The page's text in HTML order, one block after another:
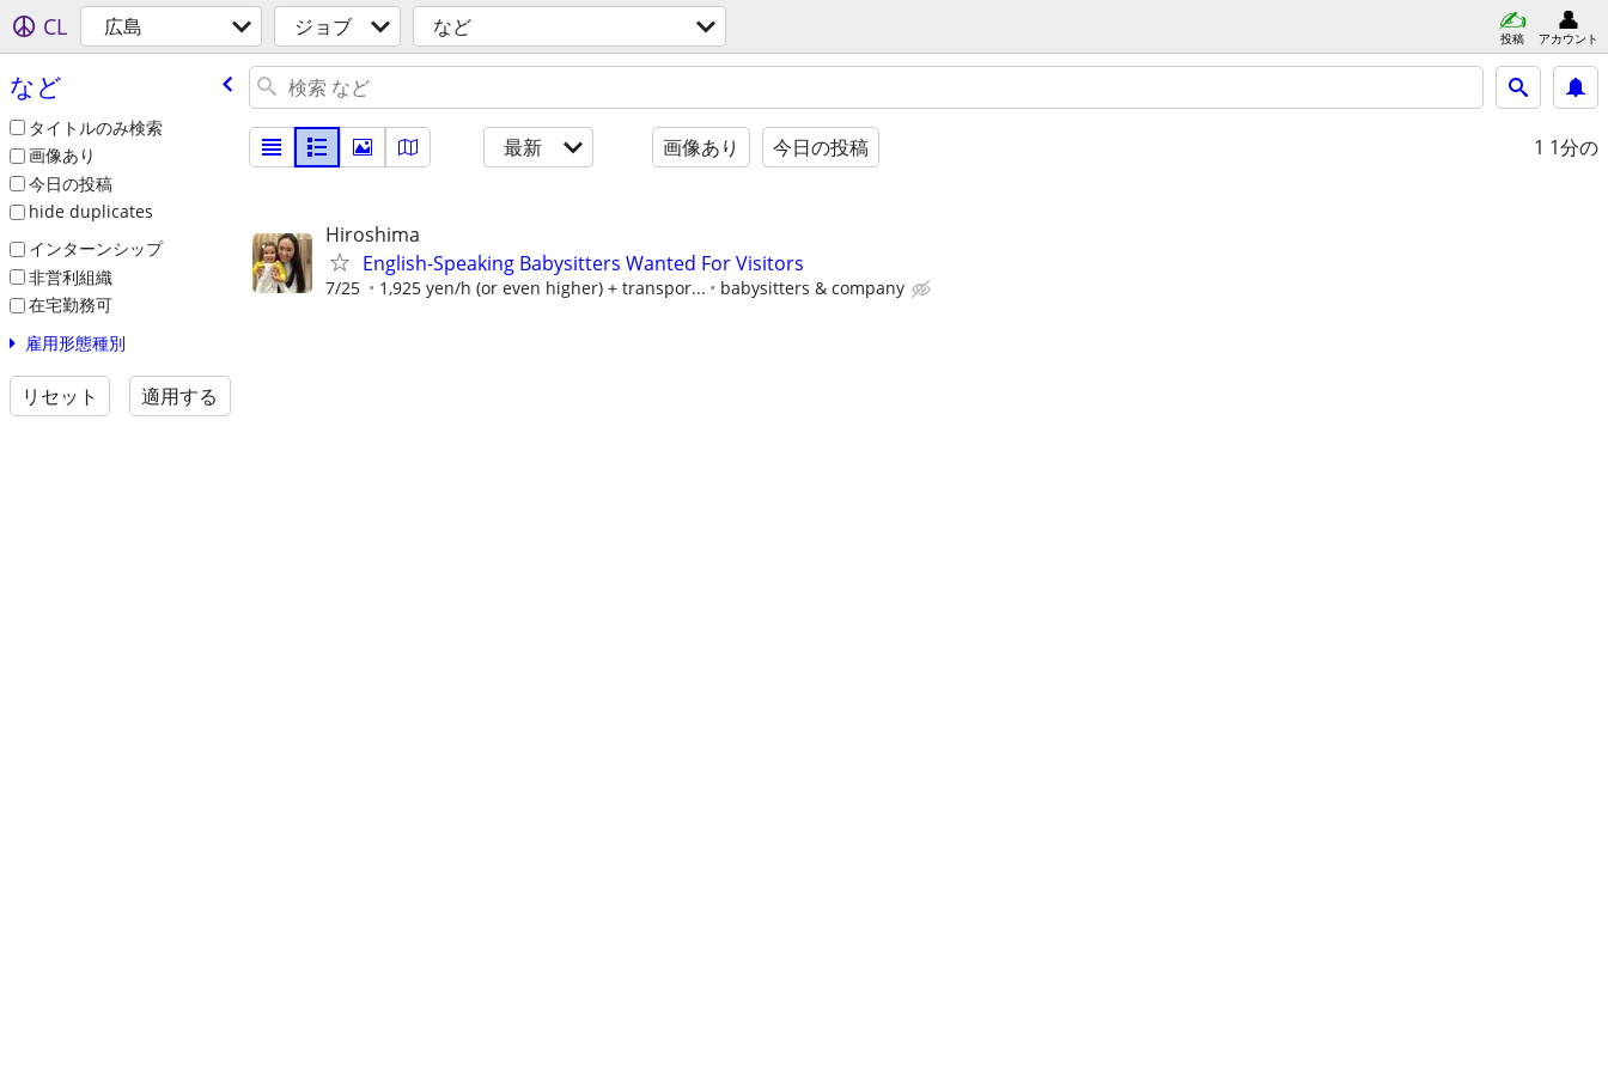
CL 広島 ジョブ など 投稿 アカウント
など
タイトルのみ検索
画像あり
今日の投稿
hide duplicates
インターンシップ
非営利組織
在宅勤務可
雇用形態種別
リセット 適用する
最新 画像あり 今日の投稿 1 1分の
Hiroshima
English-Speaking Babysitters Wanted For Visitors
7/25 1,925 yen/h (or even higher) + transpor... babysitters & company